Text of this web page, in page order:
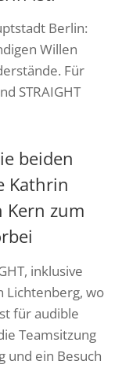
Berlin:
Willen
Für
STRAIGHT
beiden
Kathrin
Kern zum
inklusive
Lichtenberg, wo
für audible
Teamsitzung
und ein Besuch